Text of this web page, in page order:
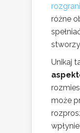
różne
Unikaj
może